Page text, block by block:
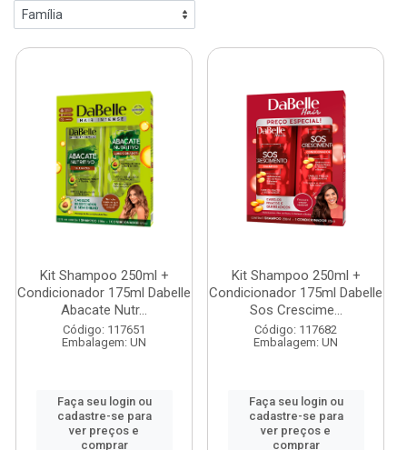
Kit Shampoo 250ml +
Condicionador 175ml Dabelle
Abacate Nutr...
Código: 117651
Embalagem: UN
Faça seu login ou
cadastre-se para
ver preços e
comprar
Kit Shampoo 250ml +
Condicionador 175ml Dabelle
Sos Crescime...
Código: 117682
Embalagem: UN
Faça seu login ou
cadastre-se para
ver preços e
comprar